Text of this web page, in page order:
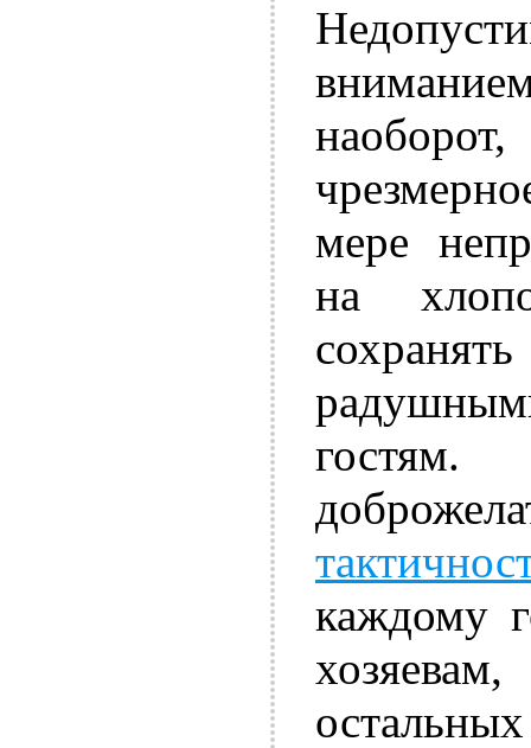
мере
на
каждому